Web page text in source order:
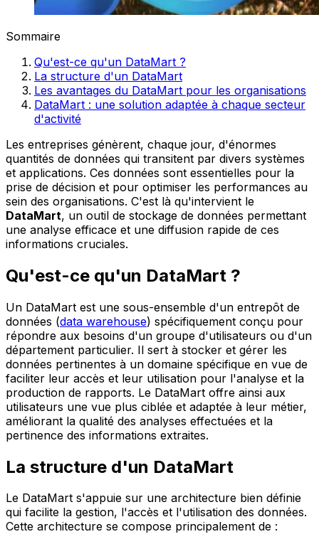
Sommaire
Qu'est-ce qu'un DataMart ?
La structure d'un DataMart
Les avantages du DataMart pour les organisations
DataMart : une solution adaptée à chaque secteur
d'activité
Les entreprises génèrent, chaque jour, d'énormes
quantités de données qui transitent par divers systèmes
et applications. Ces données sont essentielles pour la
prise de décision et pour optimiser les performances au
sein des organisations. C'est là qu'intervient le
DataMart, un outil de stockage de données permettant
une analyse efficace et une diffusion rapide de ces
informations cruciales.
Qu'est-ce qu'un DataMart ?
Un DataMart est une sous-ensemble d'un entrepôt de
données (data warehouse) spécifiquement conçu pour
répondre aux besoins d'un groupe d'utilisateurs ou d'un
département particulier. Il sert à stocker et gérer les
données pertinentes à un domaine spécifique en vue de
faciliter leur accès et leur utilisation pour l'analyse et la
production de rapports. Le DataMart offre ainsi aux
utilisateurs une vue plus ciblée et adaptée à leur métier,
améliorant la qualité des analyses effectuées et la
pertinence des informations extraites.
La structure d'un DataMart
Le DataMart s'appuie sur une architecture bien définie
qui facilite la gestion, l'accès et l'utilisation des données.
Cette architecture se compose principalement de :